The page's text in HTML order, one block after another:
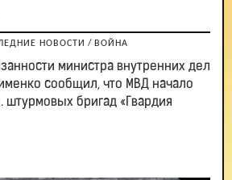
НОВОСТИ / ВОЙНА
министра внутренних дел
сообщил, что МВД начало
бригад «Гвардия